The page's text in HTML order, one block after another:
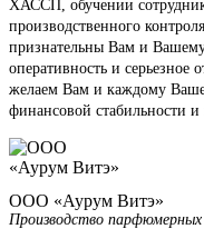
ХАССП, обучении
производственного
признательны Вам и Вашему
оперативность и серьезное
желаем Вам и каждому
финансовой стабильности
ООО «Аурум Витэ»
Производство